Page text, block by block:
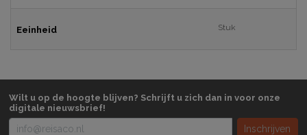
Eeinheid Stuk
Wilt u op de hoogte blijven? Schrijft u zich dan in voor onze
digitale nieuwsbrief!
Inschrijven